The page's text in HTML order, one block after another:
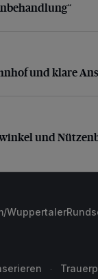
und klare
und klare
und
und